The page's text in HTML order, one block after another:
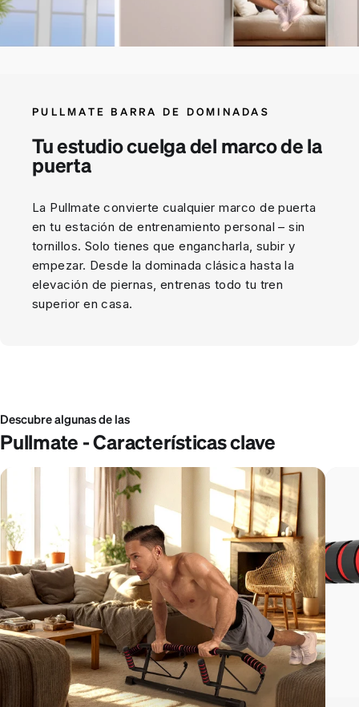
PULLMATE BARRA DE DOMINADAS
Tu estudio cuelga del marco de la
puerta
La Pullmate convierte cualquier marco de puerta
en tu estación de entrenamiento personal – sin
tornillos. Solo tienes que engancharla, subir y
empezar. Desde la dominada clásica hasta la
elevación de piernas, entrenas todo tu tren
superior en casa.
Descubre algunas de las
Pullmate - Características clave